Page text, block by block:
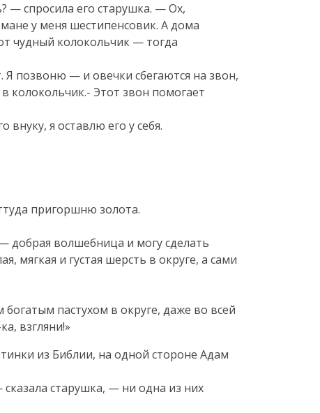
— спросила его старушка. — Ох,
у меня шестипенсовик. А дома
чудный колокольчик — тогда
Я позвоню — и овечки сбегаются на звон,
колокольчик.- Этот звон помогает
я оставлю его у себя.
пригоршню золота.
добрая волшебница и могу сделать
мягкая и густая шерсть в округе, а сами
пастухом в округе, даже во всей
, взгляни!»
из Библии, на одной стороне Адам
старушка, — ни одна из них